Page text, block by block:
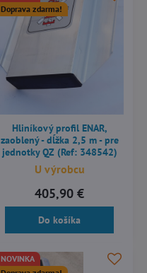
Doprava zdarma!
Hliníkový profil ENAR,
zaoblený - dĺžka 2,5 m - pre
jednotky QZ (Ref: 348542)
U výrobcu
405,90 €
Do košíka
NOVINKA